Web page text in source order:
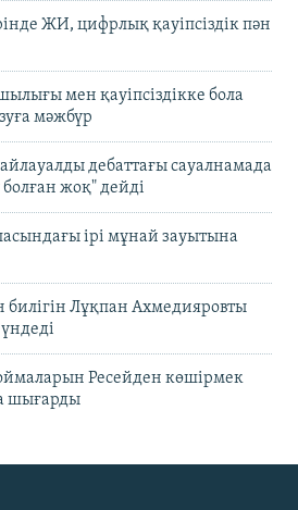
ЖИ, цифрлық қауіпсіздік пән
мен қауіпсіздікке бола
мәжбүр
дебаттағы сауалнамада
жоқ" дейді
ірі мұнай зауытына
билігін Лұқпан Ахмедияровты
Ресейден көшірмек
шығарды